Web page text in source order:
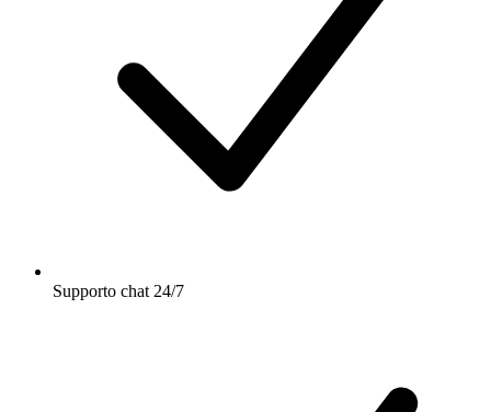
Supporto chat 24/7